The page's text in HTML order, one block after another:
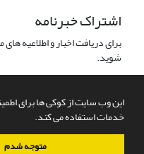
این وب سایت از کوکی ها برای
خدمات استفاده می کند.
متوجه شدم
اشتراک خبرنامه
برای دریافت اخبار و اطلاعیه
شوید.